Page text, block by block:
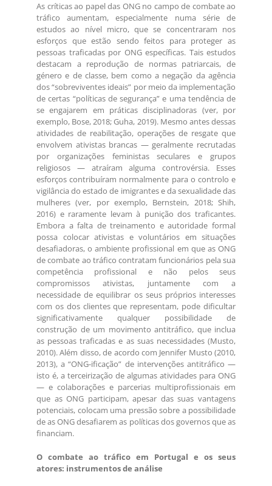
As críticas ao papel das ONG no campo de combate ao
tráfico aumentam, especialmente numa série de
estudos ao nível micro, que se concentraram nos
esforços que estão sendo feitos para proteger as
pessoas traficadas por ONG específicas. Tais estudos
destacam a reprodução de normas patriarcais, de
género e de classe, bem como a negação da agência
dos “sobreviventes ideais” por meio da implementação
de certas “políticas de segurança” e uma tendência de
se engajarem em práticas disciplinadoras (ver, por
exemplo, Bose, 2018; Guha, 2019). Mesmo antes dessas
atividades de reabilitação, operações de resgate que
envolvem ativistas brancas — geralmente recrutadas
por organizações feministas seculares e grupos
religiosos — atraíram alguma controvérsia. Esses
esforços contribuíram normalmente para o controlo e
vigilância do estado de imigrantes e da sexualidade das
mulheres (ver, por exemplo, Bernstein, 2018; Shih,
2016) e raramente levam à punição dos traficantes.
Embora a falta de treinamento e autoridade formal
possa colocar ativistas e voluntários em situações
desafiadoras, o ambiente profissional em que as ONG
de combate ao tráfico contratam funcionários pela sua
competência profissional e não pelos seus
compromissos ativistas, juntamente com a
necessidade de equilibrar os seus próprios interesses
com os dos clientes que representam, pode dificultar
significativamente qualquer possibilidade de
construção de um movimento antitráfico, que inclua
as pessoas traficadas e as suas necessidades (Musto,
2010). Além disso, de acordo com Jennifer Musto (2010,
2013), a “ONG-ificação” de intervenções antitráfico —
isto é, a terceirização de algumas atividades para ONG
— e colaborações e parcerias multiprofissionais em
que as ONG participam, apesar das suas vantagens
potenciais, colocam uma pressão sobre a possibilidade
de as ONG desafiarem as políticas dos governos que as
financiam.
O combate ao tráfico em Portugal e os seus
atores: instrumentos de análise